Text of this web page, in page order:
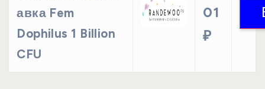
авка Fem
Dophilus 1 Billion
CFU
01
₽